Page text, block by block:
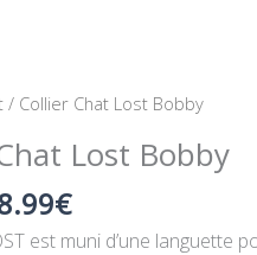
/ Collier Chat Lost Bobby
Lost Bobby
était :
€
Le
actuel
est :
8.99€.
est muni d’une languette